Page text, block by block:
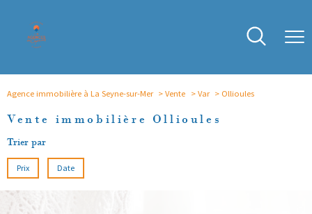
Agence immobilière à La Seyne-sur-Mer Vente Var Ollioules
Vente immobilière Ollioules
Trier par
Prix Date